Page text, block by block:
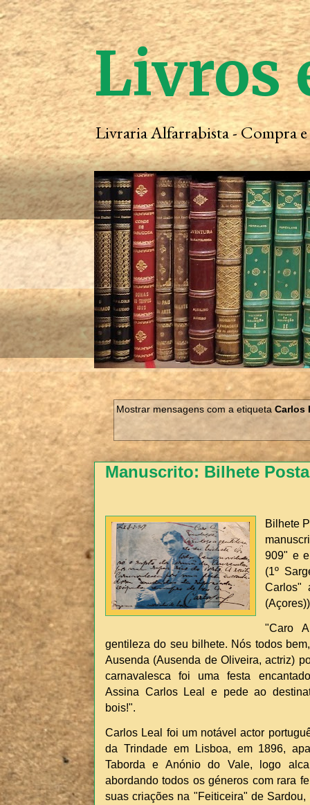
Livros
Livraria Alfarrabista - Compra
Mostrar mensagens com a etiqueta Carlos
Manuscrito: Bilhete
Bilhete
909" e
(1º
Carlos"
"Caro
gentileza do seu bilhete. Nós todos
Ausenda (Ausenda de Oliveira, actriz)
carnavalesca foi uma festa
Assina Carlos Leal e pede ao
bois!".
Carlos Leal foi um notável actor
da Trindade em Lisboa, em 1896,
Taborda e Anónio do Vale, logo
abordando todos os géneros com rara
suas criações na "Feiticeira" de